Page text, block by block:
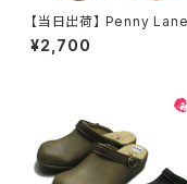
【当日出荷】 Penny
ーレイン レディースクロッ
x1220 サンダル レディー
ート 女性 婦人 おすすめ
¥2,700